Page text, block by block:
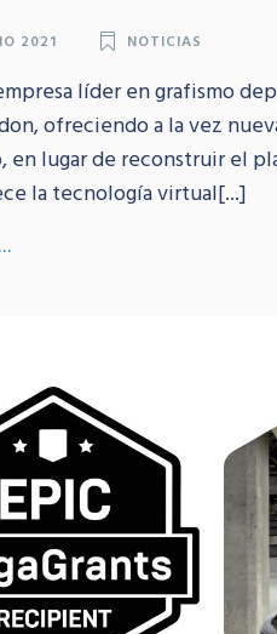
2021 NOTICIAS
líder en grafismo
ofreciendo a la vez
en lugar de reconstruir el
la tecnología virtual[...]